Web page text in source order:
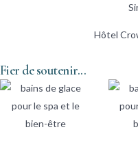
Hôtel
Fier de soutenir...